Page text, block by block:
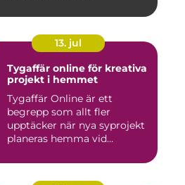
13. jul
Tygaffär online för kreativa
projekt i hemmet
Tygaffär Online är ett
begrepp som allt fler
upptäcker när nya syprojekt
planeras hemma vid